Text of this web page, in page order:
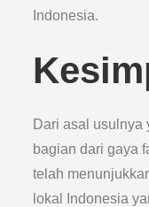
Indonesia.
Dari asal usulnya
bagian dari gaya
telah
lokal Indonesia